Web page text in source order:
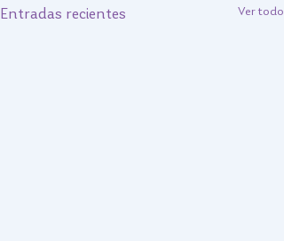
Entradas recientes Ver todo